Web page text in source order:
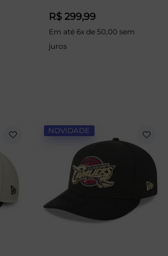
R$ 299,99
Em até 6x de 50,00 sem
juros
NOVIDADE